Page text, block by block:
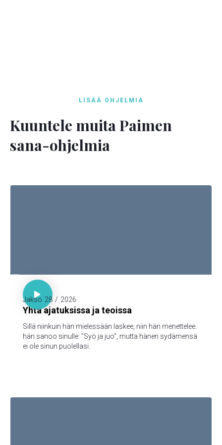
LISÄÄ OHJELMIA
Kuuntele muita Paimen
sana-ohjelmia
Sananl. 23:7

Jakso 28 / 2026
Yhtä ajatuksissa ja teoissa
Sillä niinkuin hän mielessään laskee, niin hän menettelee:
hän sanoo sinulle: "Syö ja juo", mutta hänen sydämensä
ei ole sinun puolellasi.